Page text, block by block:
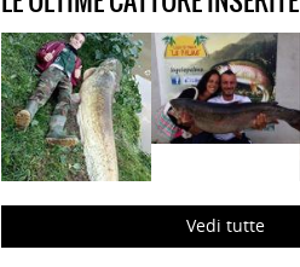
Vedi tutte